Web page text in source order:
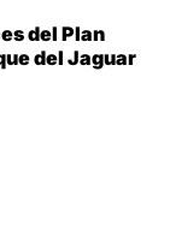
del Plan
del Jaguar